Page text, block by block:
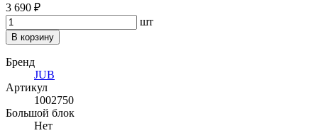
3 690 ₽
шт
В корзину
Бренд
JUB
Артикул
1002750
Большой блок
Нет